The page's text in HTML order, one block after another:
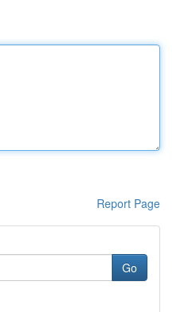
Report Page
Go